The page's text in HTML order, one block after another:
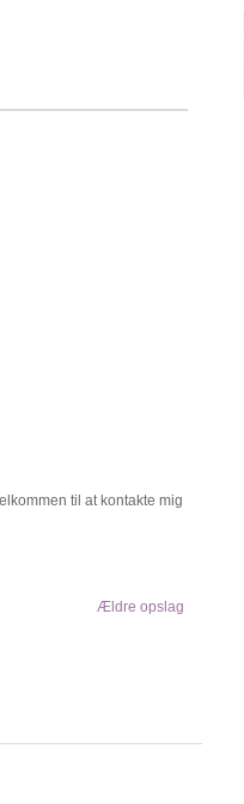
til at kontakte mig
Ældre opslag